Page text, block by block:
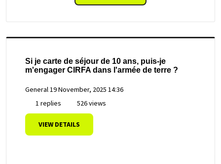
Si je carte de séjour de 10 ans, puis-je
m'engager CIRFA dans l'armée de terre ?
General19 November, 2025 14:36
1 replies
526 views
VIEW DETAILS